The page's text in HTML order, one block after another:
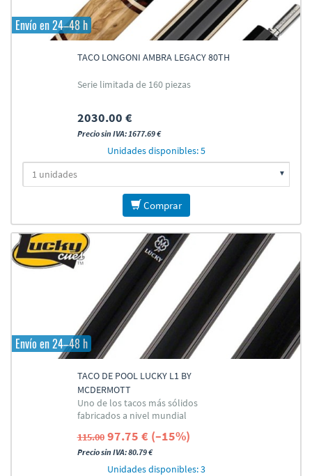
Envío en 24–48 h
TACO LONGONI AMBRA LEGACY 80TH
Serie limitada de 160 piezas
2030.00 €
Precio sin IVA: 1677.69 €
Unidades disponibles: 5
Comprar
Envío en 24–48 h
TACO DE POOL LUCKY L1 BY
MCDERMOTT
Uno de los tacos más sólidos
fabricados a nivel mundial
115.00 97.75 € (–15%)
Precio sin IVA: 80.79 €
Unidades disponibles: 3